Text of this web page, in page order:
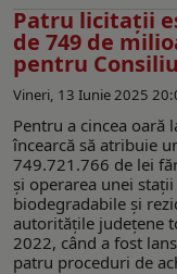
Patru licitaţii
de 749 de
pentru
Vineri, 13 Iunie 2025
Pentru a cincea oară
încearcă să atribuie
749.721.766 de lei
şi operarea unei
biodegradabile și
autorităţile judeţene
2022, când a fost
patru proceduri de